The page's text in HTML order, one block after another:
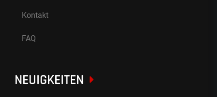
Kontakt
FAQ
NEUIGKEITEN